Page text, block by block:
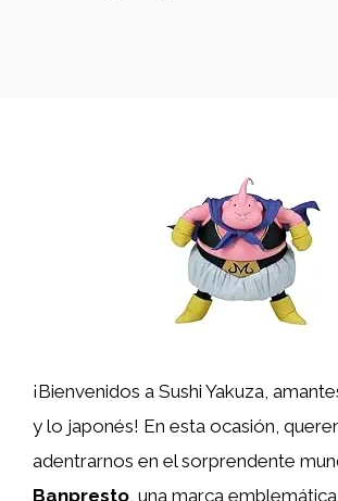
¡Bienvenidos a Sushi Yakuza,
y lo japonés! En esta ocasión,
adentrarnos en el sorprendente
Banpresto, una marca